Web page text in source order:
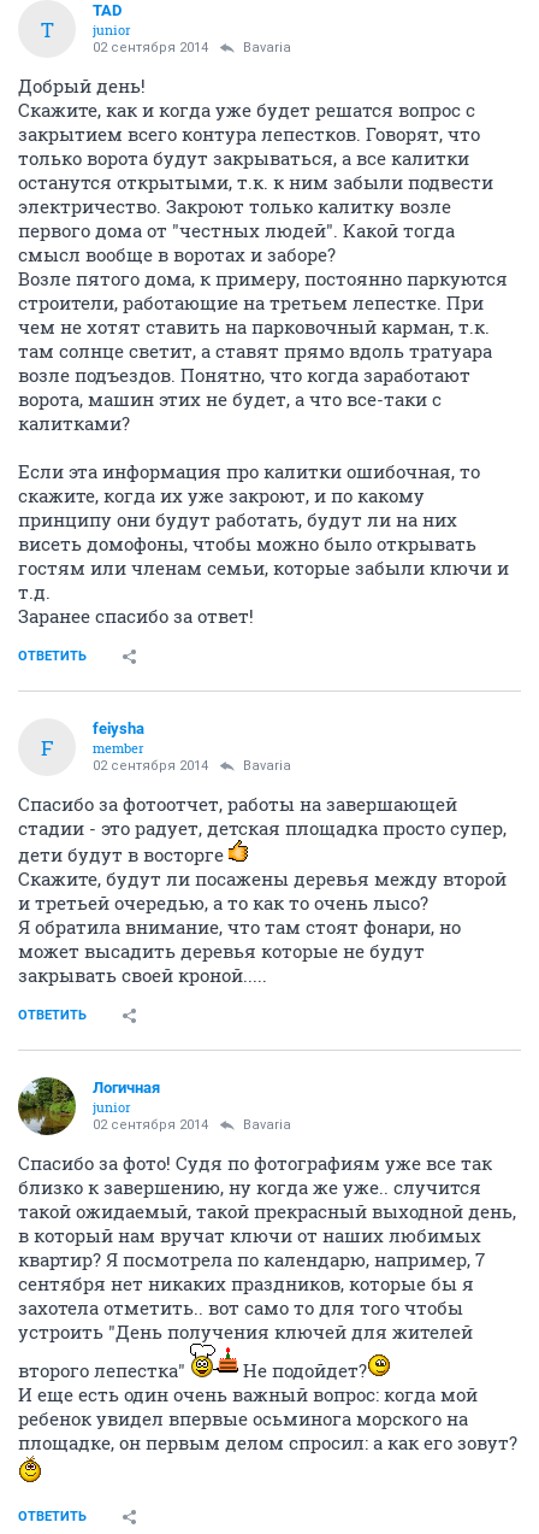
T
TAD
junior
02 сентября 2014 Bavaria
Добрый день!
Скажите, как и когда уже будет решатся вопрос с
закрытием всего контура лепестков. Говорят, что
только ворота будут закрываться, а все калитки
останутся открытыми, т.к. к ним забыли подвести
электричество. Закроют только калитку возле
первого дома от "честных людей". Какой тогда
смысл вообще в воротах и заборе?
Возле пятого дома, к примеру, постоянно паркуются
строители, работающие на третьем лепестке. При
чем не хотят ставить на парковочный карман, т.к.
там солнце светит, а ставят прямо вдоль тратуара
возле подъездов. Понятно, что когда заработают
ворота, машин этих не будет, а что все-таки с
калитками?
Если эта информация про калитки ошибочная, то
скажите, когда их уже закроют, и по какому
принципу они будут работать, будут ли на них
висеть домофоны, чтобы можно было открывать
гостям или членам семьи, которые забыли ключи и
т.д.
Заранее спасибо за ответ!
ОТВЕТИТЬ
F
feiysha
member
02 сентября 2014 Bavaria
Спасибо за фотоотчет, работы на завершающей
стадии - это радует, детская площадка просто супер,
дети будут в восторге
Скажите, будут ли посажены деревья между второй
и третьей очередью, а то как то очень лысо?
Я обратила внимание, что там стоят фонари, но
может высадить деревья которые не будут
закрывать своей кроной.....
ОТВЕТИТЬ
Логичная
junior
02 сентября 2014 Bavaria
Спасибо за фото! Судя по фотографиям уже все так
близко к завершению, ну когда же уже.. случится
такой ожидаемый, такой прекрасный выходной день,
в который нам вручат ключи от наших любимых
квартир? Я посмотрела по календарю, например, 7
сентября нет никаких праздников, которые бы я
захотела отметить.. вот само то для того чтобы
устроить "День получения ключей для жителей
второго лепестка"
Не подойдет?
И еще есть один очень важный вопрос: когда мой
ребенок увидел впервые осьминога морского на
площадке, он первым делом спросил: а как его зовут?
ОТВЕТИТЬ